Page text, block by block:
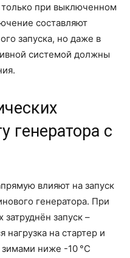
при выключенном
составляют
запуска, но даже в
системой должны
генератора с
влияют на запуск
генератора. При
запуск –
нагрузка на стартер и
ниже -10 °C